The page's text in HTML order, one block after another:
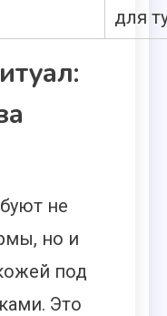
для
не
но и
под
Это